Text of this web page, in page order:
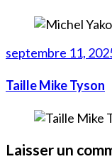
septembre 11,
Taille Mike Tyson
Laisser un